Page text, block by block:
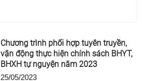
Chương trình phối hợp tuyên truyền,
vận động thực hiện chính sách BHYT,
BHXH tự nguyện năm 2023
25/05/2023